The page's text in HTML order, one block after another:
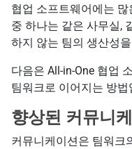
협업 소프트웨어에는
중 하나는 같은 사무실,
하지 않는 팀의 생산성
다음은 All-in-One 협업
팀워크로 이어지는 방법
향상된 커뮤니
커뮤니케이션은 팀워크